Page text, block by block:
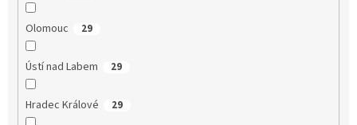
Olomouc 29
Ústí nad Labem 29
Hradec Králové 29